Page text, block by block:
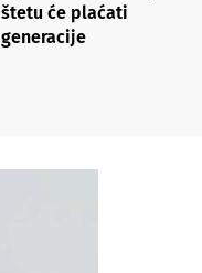
štetu će plaćati
generacije